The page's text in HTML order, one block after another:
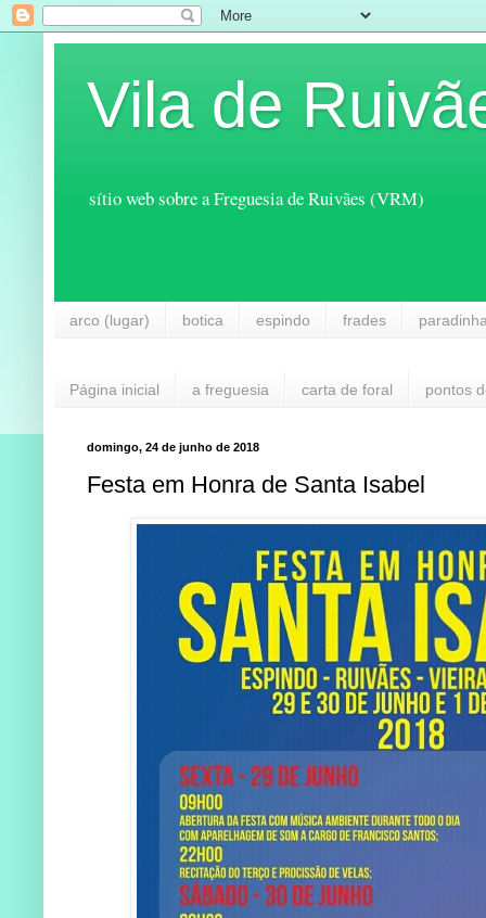
Vila de
sítio web sobre a Freguesia de Ruivães (VRM)
arco (lugar) botica espindo frades
Página inicial a freguesia carta de foral pontos
domingo, 24 de junho de 2018
Festa em Honra de Santa Isabel